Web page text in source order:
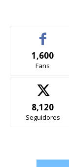
1,600
Fans
8,120
Seguidores